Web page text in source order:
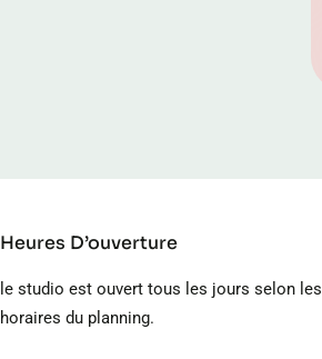
Heures D’ouverture
le studio est ouvert tous les jours selon les
horaires du planning.